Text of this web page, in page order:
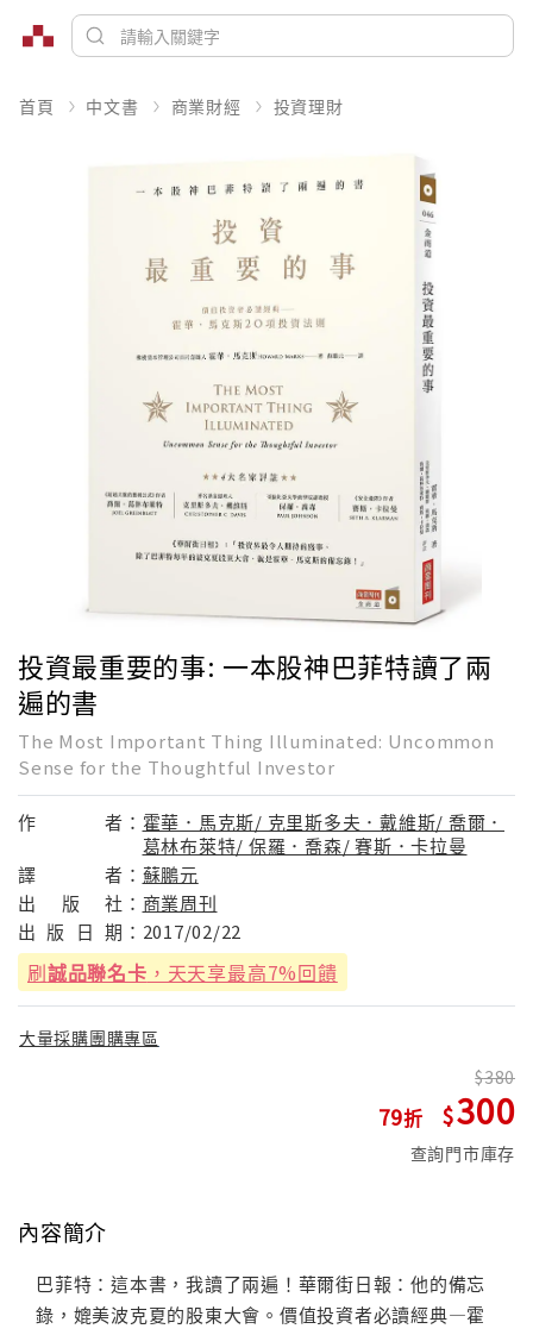
首頁 中文書 商業財經 投資理財
投資最重要的事: 一本股神巴菲特讀了兩
遍的書
The Most Important Thing Illuminated: Uncommon
Sense for the Thoughtful Investor
作 者： 霍華．馬克斯/ 克里斯多夫．戴維斯/ 喬爾．
葛林布萊特/ 保羅．喬森/ 賽斯．卡拉曼
譯
者： 蘇鵬元
出
版 社： 商業周刊
出 版 日 期： 2017/02/22
刷誠品聯名卡 ，天天享最高7%回饋
大量採購團購專區
79
380
300
查詢門市庫存
內容簡介
巴菲特：這本書，我讀了兩遍！華爾街日報：他的備忘
錄，媲美波克夏的股東大會。價值投資者必讀經典—霍